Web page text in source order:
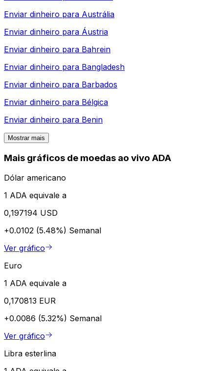
Enviar dinheiro para Austrália
Enviar dinheiro para Áustria
Enviar dinheiro para Bahrein
Enviar dinheiro para Bangladesh
Enviar dinheiro para Barbados
Enviar dinheiro para Bélgica
Enviar dinheiro para Benin
Mostrar mais
Mais gráficos de moedas ao vivo ADA
Dólar americano
1 ADA equivale a
0,197194 USD
+0.0102 (5.48%) Semanal
Ver gráfico
Euro
1 ADA equivale a
0,170813 EUR
+0.0086 (5.32%) Semanal
Ver gráfico
Libra esterlina